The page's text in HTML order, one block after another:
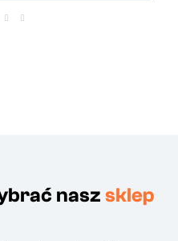
nasz sklep